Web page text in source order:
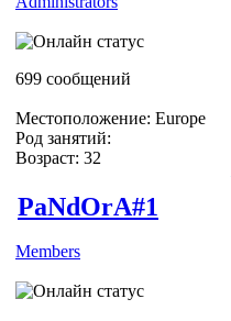
699 сообщений
Местоположение: Europe
Род занятий:
Возраст: 32
PaNdOrA#1
Members